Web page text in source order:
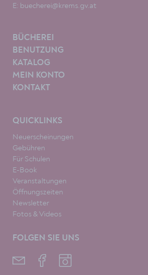
E: buecherei@krems.gv.at
BÜCHEREI
BENUTZUNG
KATALOG
MEIN KONTO
KONTAKT
QUICKLINKS
Neuerscheinungen
Gebühren
Für Schulen
E-Book
Veranstaltungen
Öffnungszeiten
Newsletter
Fotos & Videos
FOLGEN SIE UNS